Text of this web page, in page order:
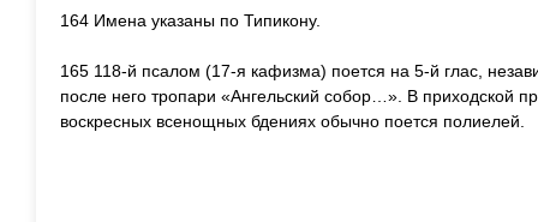
164 Имена указаны по Типикону.
165 118-й псалом (17-я кафизма) поется на 5-й глас,
после него тропари «Ангельский собор…». В приходской
воскресных всенощных бдениях обычно поется полиелей.